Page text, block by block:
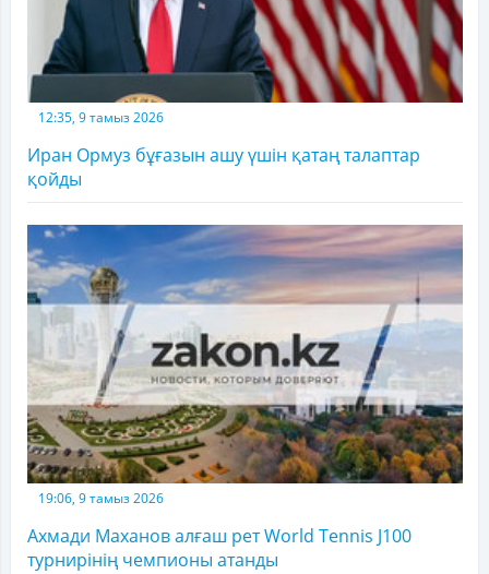
12:35, 9 тамыз 2026
Иран Ормуз бұғазын ашу үшін қатаң талаптар
қойды
19:06, 9 тамыз 2026
Ахмади Маханов алғаш рет World Tennis J100
турнирінің чемпионы атанды